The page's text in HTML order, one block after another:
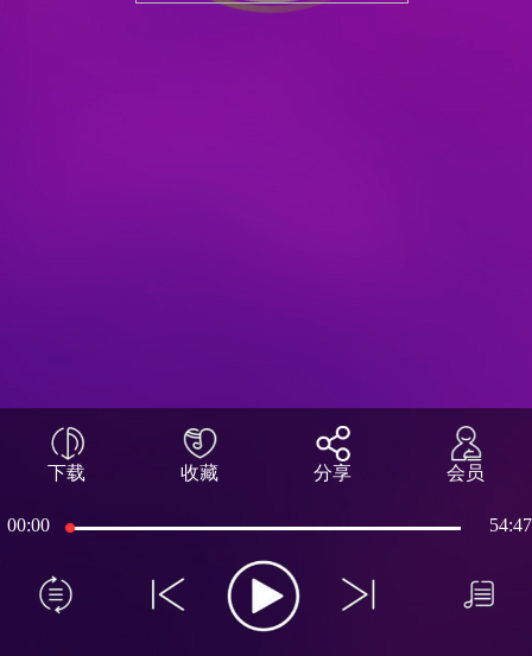
下载 收藏 分享 会员
00:00 54:47